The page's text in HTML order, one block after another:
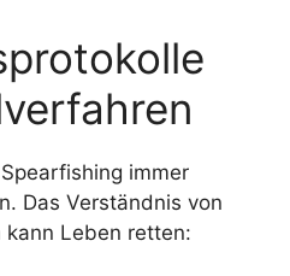
immer
Das Verständnis von
kann Leben retten: